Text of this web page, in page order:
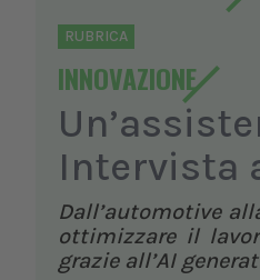
RUBRICA
INNOVAZIONE
Intervista
Dall’automotive
ottimizzare il
grazie all’AI